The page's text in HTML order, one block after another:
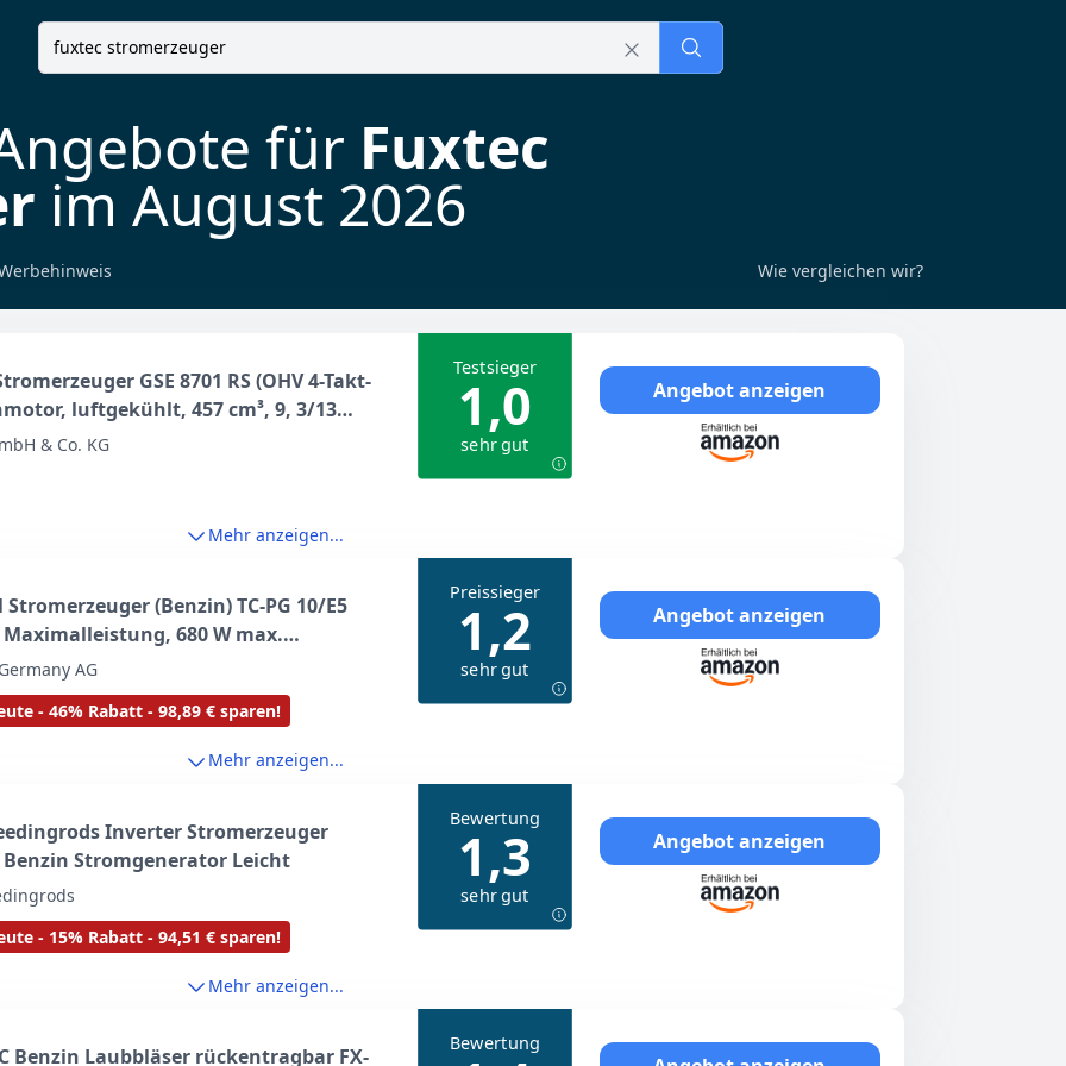
für Fuxtec
im August 2026
Wie vergleichen wir?
GSE 8701 RS (OHV 4-Takt-
luftgekühlt, 457 cm³, 9, 3/13
max. 7, 8 kW, 14 | 14 A, 2 x 230 V, 1 x
& Co. KG
Testsieger
1,0
sehr gut
Angebot anzeigen
Mehr anzeigen...
(Benzin) TC-PG 10/E5
Maximalleistung, 680 W max.
4 L Tank, 2-Takt-Motor, 1x 230 V,
AG
- 46% Rabatt - 98,89 € sparen!
Preissieger
1,2
sehr gut
Angebot anzeigen
Mehr anzeigen...
Inverter Stromerzeuger
Benzin Stromgenerator Leicht
- 15% Rabatt - 94,51 € sparen!
Bewertung
1,3
sehr gut
Angebot anzeigen
Mehr anzeigen...
Benzin Laubbläser rückentragbar FX-
Bewertung